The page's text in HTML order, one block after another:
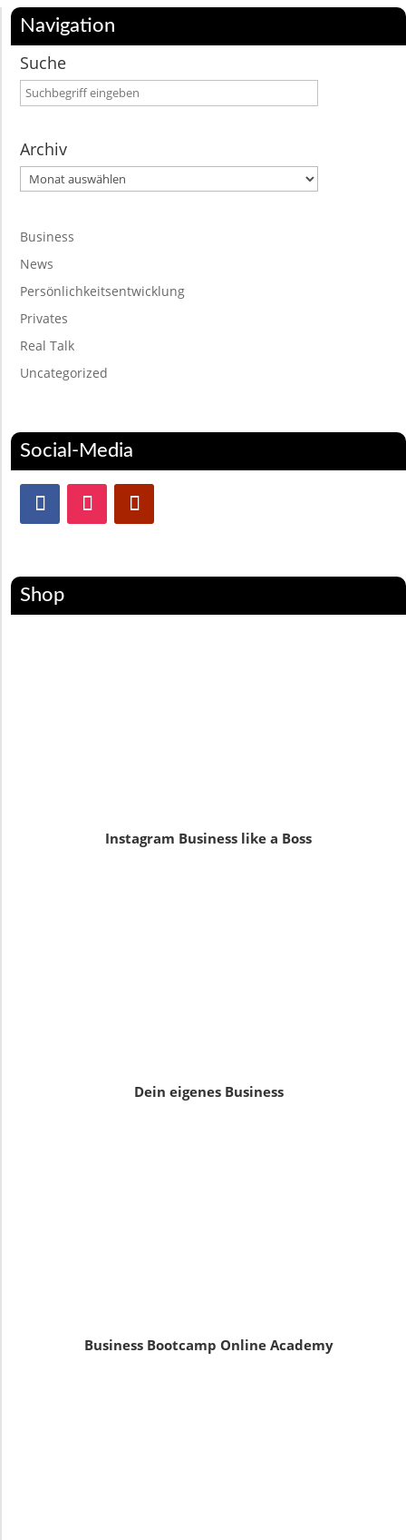
Navigation
Suche
Archiv
Archiv
Business
News
Persönlichkeitsentwicklung
Privates
Real Talk
Uncategorized
Social-Media
Shop
Instagram Business like a Boss
Dein eigenes Business
Business Bootcamp Online Academy